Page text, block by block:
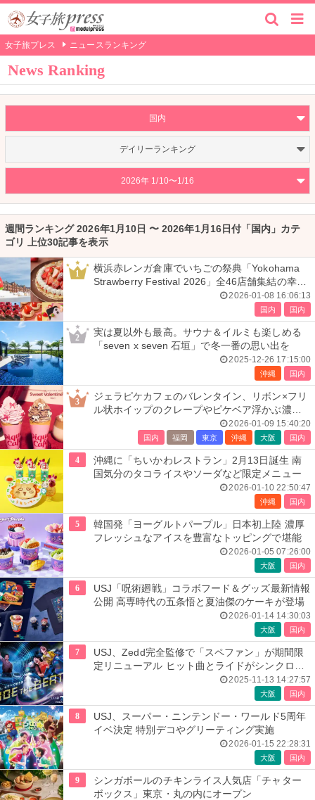
女子旅プレス ニュースランキング
News Ranking
国内
デイリーランキング
2026年 1/10〜1/16
週間ランキング 2026年1月10日 〜 2026年1月16日付「国内」カテ
ゴリ 上位30記事を表示
1
横浜赤レンガ倉庫でいちごの祭典「Yokohama
Strawberry Festival 2026」全46店舗集結の幸せ
2026-01-08 16:06:13
国内 国内
2
実は夏以外も最高。サウナ＆イルミも楽しめる
「seven x seven 石垣」で冬一番の思い出を
2025-12-26 17:15:00
沖縄 国内
3
ジェラピケカフェのバレンタイン、リボン×フリ
ル状ホイップのクレープやピケベア浮かぶ濃厚
2026-01-09 15:40:20
国内 福岡 東京 沖縄 大阪 国内
4
沖縄に「ちいかわレストラン」2月13日誕生 南
国気分のタコライスやソーダなど限定メニュー
2026-01-10 22:50:47
沖縄 国内
5
韓国発「ヨーグルトパープル」日本初上陸 濃厚
フレッシュなアイスを豊富なトッピングで堪能
2026-01-05 07:26:00
大阪 国内
6
USJ「呪術廻戦」コラボフード＆グッズ最新情報
公開 高専時代の五条悟と夏油傑のケーキが登場
2026-01-14 14:30:03
大阪 国内
7
USJ、Zedd完全監修で「スペファン」が期間限
定リニューアル ヒット曲とライドがシンクロす
2025-11-13 14:27:57
大阪 国内
8
USJ、スーパー・ニンテンドー・ワールド5周年
イベ決定 特別デコやグリーティング実施
2026-01-15 22:28:31
大阪 国内
9
シンガポールのチキンライス人気店「チャター
ボックス」東京・丸の内にオープン